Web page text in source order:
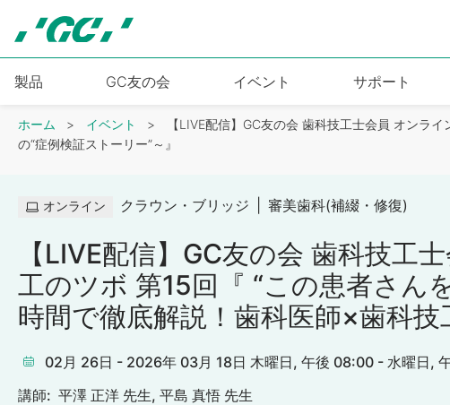
製品 GC友の会 イベント サポート
Breadcrumb
ホーム イベント
【LIVE配信】GC友の会 歯科技工士会員 オンラ
の“症例検証ストーリー”～』
オンライン クラウン・ブリッジ 審美歯科(補綴・修復)
【LIVE配信】GC友の会 歯科技工
工のツボ 第15回『 “この患者さん
時間で徹底解説！歯科医師×歯科技
02月 26日 - 2026年 03月 18日 木曜日, 午後 08:00 - 水曜日,
講師: 平澤 正洋 先生 平島 真悟 先生